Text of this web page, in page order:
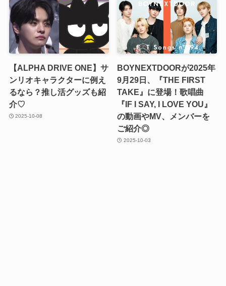
【ALPHA DRIVE ONE】サ
ンリオキャラクターに例え
るなら？推し活グッズも紹
介♡
2025-10-08
BOYNEXTDOORが2025年
9月29日、『THE FIRST
TAKE』に登場！歌唱曲
『IF I SAY, I LOVE YOU』
の動画やMV、メンバーを
ご紹介◎
2025-10-03